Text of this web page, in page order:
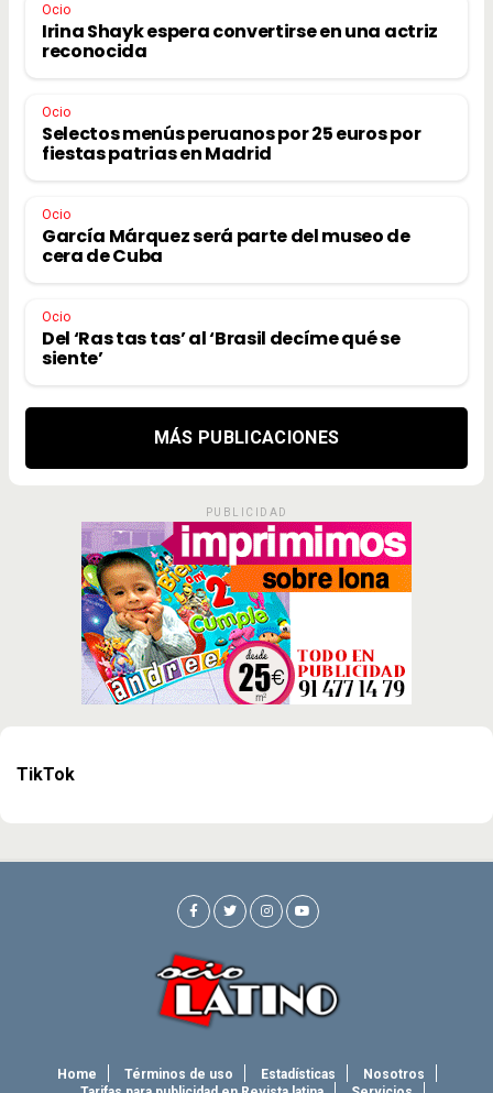
Ocio
Irina Shayk espera convertirse en una actriz
reconocida
Ocio
Selectos menús peruanos por 25 euros por
fiestas patrias en Madrid
Ocio
García Márquez será parte del museo de
cera de Cuba
Ocio
Del ‘Ras tas tas’ al ‘Brasil decíme qué se
siente’
MÁS PUBLICACIONES
PUBLICIDAD
TikTok
Home Términos de uso Estadísticas
Nosotros